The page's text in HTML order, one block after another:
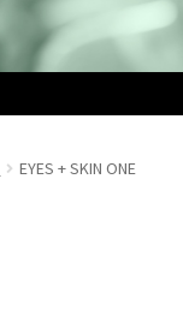
EYES + SKIN ONE